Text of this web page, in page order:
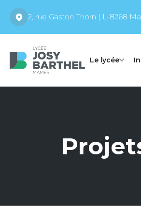
2, rue Gaston Thorn | L-8268
Le lycée